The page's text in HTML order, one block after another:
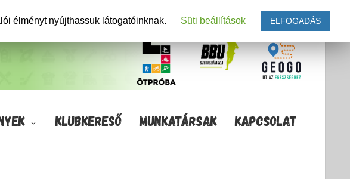
KLUBKERESŐ MUNKATÁRSAK KAPCSOLAT
élményt nyújthassuk látogatóinknak. Süti beállítások ELFOGADÁS